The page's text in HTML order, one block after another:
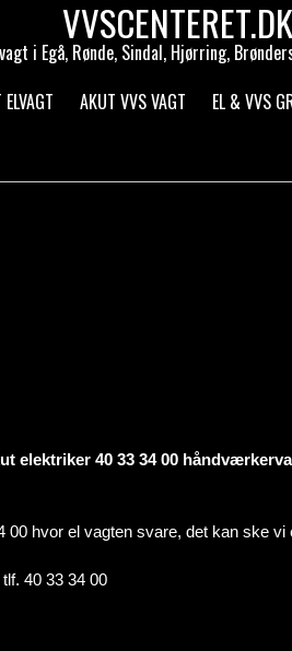
VVSCENTERET.DK
i Egå, Rønde, Sindal, Hjørring,
AKUT VVS VAGT EL & VVS
elektriker 40 33 34 00
hvor el vagten svare, det kan ske
40 33 34 00